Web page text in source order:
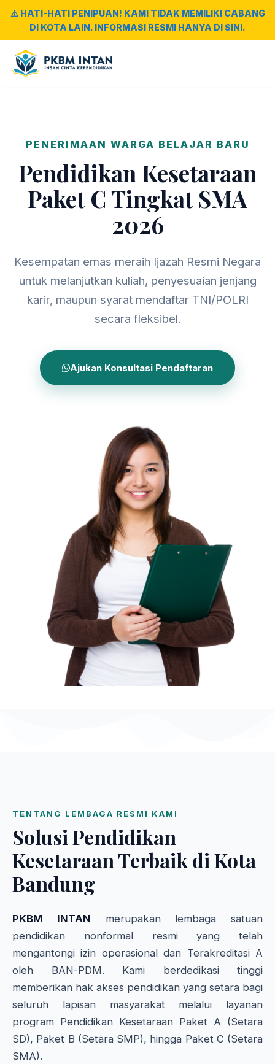
⚠️ HATI-HATI PENIPUAN! KAMI TIDAK MEMILIKI CABANG
DI KOTA LAIN. INFORMASI RESMI HANYA DI SINI.
PENERIMAAN WARGA BELAJAR BARU
Pendidikan Kesetaraan
Paket C Tingkat SMA
2026
Kesempatan emas meraih Ijazah Resmi Negara
untuk melanjutkan kuliah, penyesuaian jenjang
karir, maupun syarat mendaftar TNI/POLRI
secara fleksibel.
Ajukan Konsultasi Pendaftaran
TENTANG LEMBAGA RESMI KAMI
Solusi Pendidikan
Kesetaraan Terbaik di Kota
Bandung
PKBM INTAN merupakan lembaga satuan
pendidikan nonformal resmi yang telah
mengantongi izin operasional dan Terakreditasi A
oleh BAN-PDM. Kami berdedikasi tinggi
memberikan hak akses pendidikan yang setara bagi
seluruh lapisan masyarakat melalui layanan
program Pendidikan Kesetaraan Paket A (Setara
SD), Paket B (Setara SMP), hingga Paket C (Setara
SMA).